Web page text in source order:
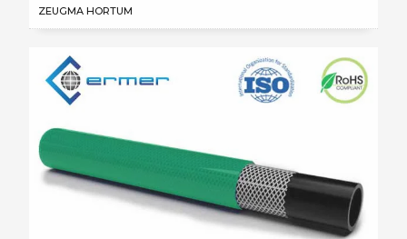
ZEUGMA HORTUM